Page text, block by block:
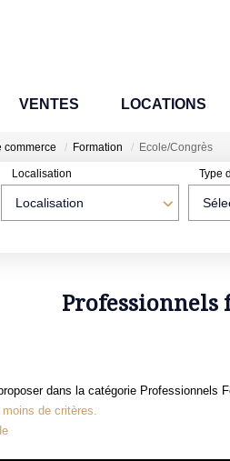
VENTES LOCATIONS
commerce Formation Ecole/Congrès
Localisation
Localisation Type
Professionnels
dans la catégorie
de critères.